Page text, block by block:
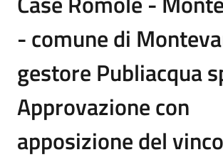
- comune di
gestore Publiacqua
Approvazione con
apposizione del